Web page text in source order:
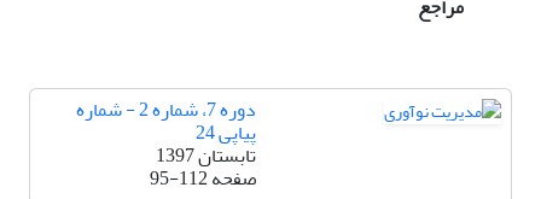
مراجع
دوره 7، شماره 2 - شماره
پیاپی 24
تابستان 1397
صفحه95-112